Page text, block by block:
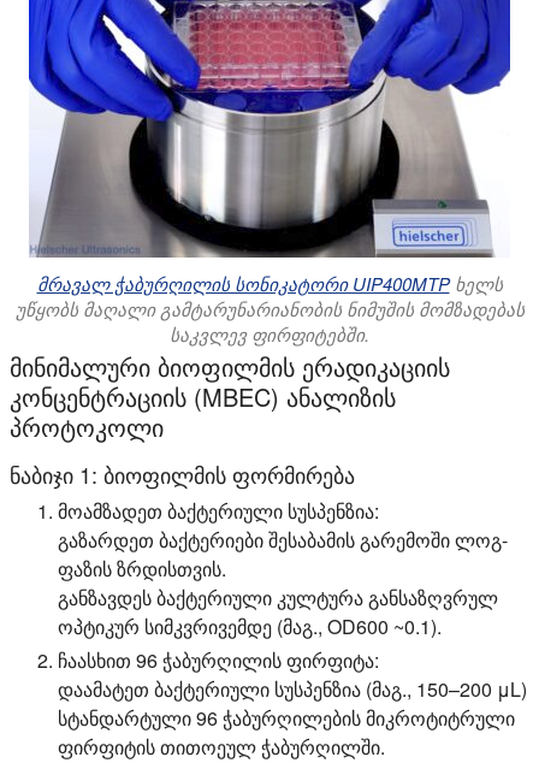
მრავალ ჭაბურღილის სონიკატორი UIP400MTPხელს
უწყობს მაღალი გამტარუნარიანობის ნიმუშის მომზადებას
საკვლევ ფირფიტებში.
მინიმალური ბიოფილმის ერადიკაციის
კონცენტრაციის (MBEC) ანალიზის
პროტოკოლი
ნაბიჯი 1: ბიოფილმის ფორმირება
მოამზადეთ ბაქტერიული სუსპენზია:
გაზარდეთ ბაქტერიები შესაბამის გარემოში ლოგ-
ფაზის ზრდისთვის.
განზავდეს ბაქტერიული კულტურა განსაზღვრულ
ოპტიკურ სიმკვრივემდე (მაგ., OD600 ~0.1).
ჩაასხით 96 ჭაბურღილის ფირფიტა:
დაამატეთ ბაქტერიული სუსპენზია (მაგ., 150–200 μL)
სტანდარტული 96 ჭაბურღილების მიკროტიტრული
ფირფიტის თითოეულ ჭაბურღილში.